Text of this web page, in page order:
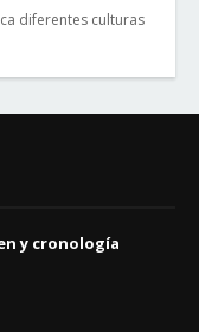
diferentes culturas
y cronología